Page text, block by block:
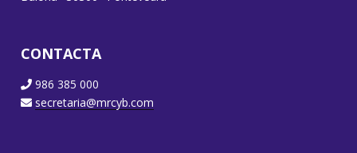
CONTACTA
986 385 000
secretaria@mrcyb.com